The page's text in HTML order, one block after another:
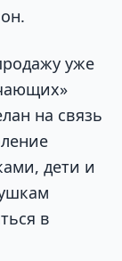
уже
на связь
дети и
в